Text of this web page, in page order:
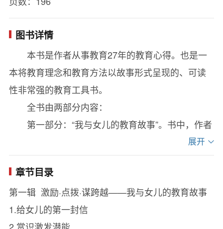
图书详情
本书是作者从事教育27年的教育心得。也是一
本将教育理念和教育方法以故事形式呈现的、可读
性非常强的教育工具书。
全书由两部分内容：
第一部分：“我与女儿的教育故事”。书中，作者
着重对女儿在初高中时期学习目标、学习方法、及
学习当中遇到各种困难时如何进行引导和点拨的过
程进行了回顾，希望更多的中学生也像女儿一样“做
一只目标明确的小船”“有计划地高效率做事”、“如何
排除学习和成长中的各种‘干扰’”、“学好副科、消灭
展开
章节目录
第一辑 激励·点拨·谋跨越——我与女儿的教育故事
1.给女儿的第一封信
2.赏识激发潜能